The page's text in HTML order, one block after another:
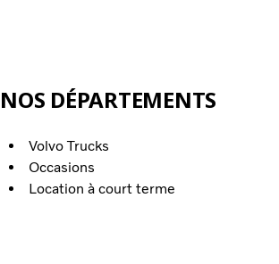
NOS DÉPARTEMENTS
Volvo Trucks
Occasions
Location à court terme